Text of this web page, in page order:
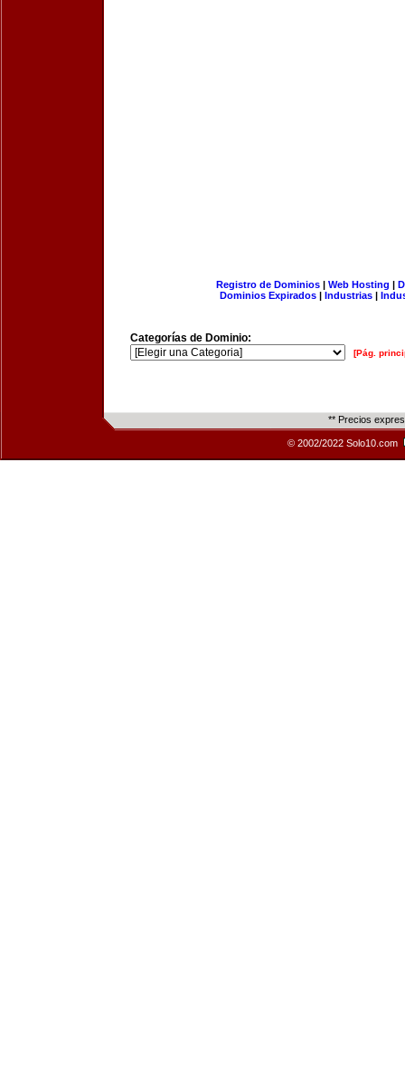
Registro de Dominios| Web Hosting |
Dominios Expirados | Industrias |
Categorías de Dominio:
[Pág.
** Precios
© 2002/2022 Solo10.com